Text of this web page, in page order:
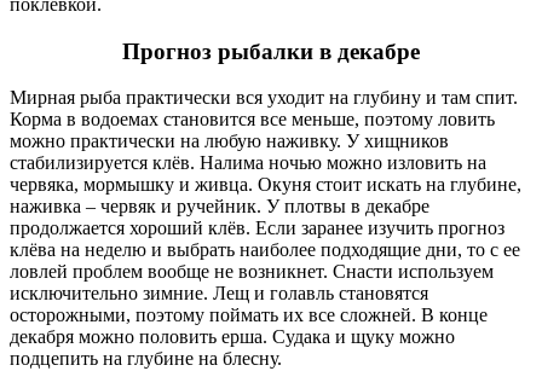
поклёвкой.
Прогноз рыбалки в декабре
Мирная рыба практически вся уходит на глубину и там спит.
Корма в водоемах становится все меньше, поэтому ловить
можно практически на любую наживку. У хищников
стабилизируется клёв. Налима ночью можно изловить на
червяка, мормышку и живца. Окуня стоит искать на глубине,
наживка – червяк и ручейник. У плотвы в декабре
продолжается хороший клёв. Если заранее изучить прогноз
клёва на неделю и выбрать наиболее подходящие дни, то с ее
ловлей проблем вообще не возникнет. Снасти используем
исключительно зимние. Лещ и голавль становятся
осторожными, поэтому поймать их все сложней. В конце
декабря можно половить ерша. Судака и щуку можно
подцепить на глубине на блесну.